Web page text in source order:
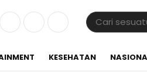
KESEHATAN